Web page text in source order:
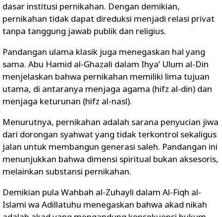
dasar institusi pernikahan. Dengan demikian,
pernikahan tidak dapat direduksi menjadi relasi privat
tanpa tanggung jawab publik dan religius.
Pandangan ulama klasik juga menegaskan hal yang
sama. Abu Hamid al-Ghazali dalam Ihya’ Ulum al-Din
menjelaskan bahwa pernikahan memiliki lima tujuan
utama, di antaranya menjaga agama (hifz al-din) dan
menjaga keturunan (hifz al-nasl).
Menurutnya, pernikahan adalah sarana penyucian jiwa
dari dorongan syahwat yang tidak terkontrol sekaligus
jalan untuk membangun generasi saleh. Pandangan ini
menunjukkan bahwa dimensi spiritual bukan aksesoris,
melainkan substansi pernikahan.
Demikian pula Wahbah al-Zuhayli dalam Al-Fiqh al-
Islami wa Adillatuhu menegaskan bahwa akad nikah